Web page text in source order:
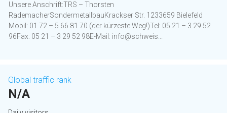
Unsere Anschrift:TRS – Thorsten
RademacherSondermetallbauKrackser Str. 1233659 Bielefeld
Mobil: 01 72 – 5 66 81 70 (der kürzeste Weg!)Tel: 05 21 – 3 29 52
96Fax: 05 21 – 3 29 52 98E-Mail: info@schweis...
Global traffic rank
N/A